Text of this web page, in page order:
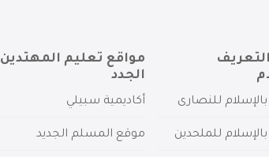
للنصارى
للملحدين
مواقع تعليم المهتدين
الجدد
أكاديمية سبيلي
موقع المسلم الجديد